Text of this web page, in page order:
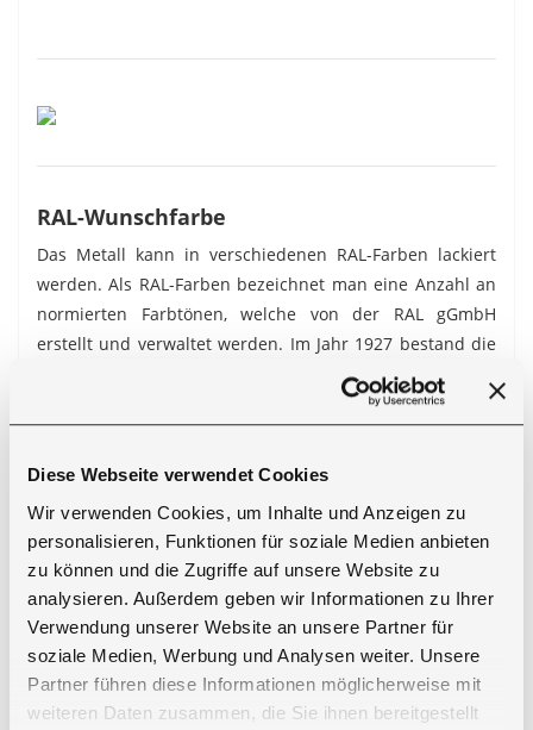
Diese Webseite verwendet Cookies
Wir verwenden Cookies, um Inhalte und Anzeigen zu
personalisieren, Funktionen für soziale Medien anbieten
zu können und die Zugriffe auf unsere Website zu
analysieren. Außerdem geben wir Informationen zu Ihrer
Verwendung unserer Website an unsere Partner für
soziale Medien, Werbung und Analysen weiter. Unsere
Partner führen diese Informationen möglicherweise mit
weiteren Daten zusammen, die Sie ihnen bereitgestellt
RAL-Wunschfarbe
Das Metall kann in verschiedenen RAL-Farben lackiert
werden. Als RAL-Farben bezeichnet man eine Anzahl an
normierten Farbtönen, welche von der RAL gGmbH
erstellt und verwaltet werden. Im Jahr 1927 bestand die
Normung lediglich nur aus 40 Farben. Mittlerweile gibt
es über 2.500 RAL Farben, welche in Industrie, Handwerk
und Design sowie bei den professionellen
Farbanwendern ein weltweit bestimmender Standard
Farben, um für Ihr Produkt die passende Farbveredlung
zu finden. Wenn Sie sich für eine Farbe entschieden
haben, können Sie dies im Bemerkungsfeld während des
Bestellvorgangs angeben oder unseren Kundenservice
unter den genannten Kontaktdaten per Telefon oder E-
Bitte beachten Sie, dass unsere Möbel ausschließlich für